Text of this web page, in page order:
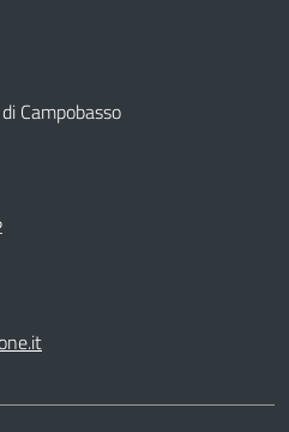
Campobasso